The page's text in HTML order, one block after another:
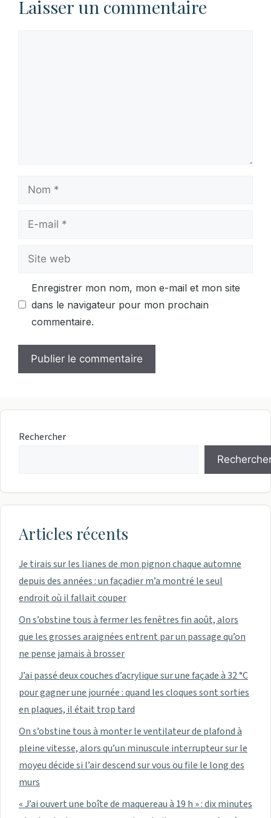
Laisser un commentaire
Nom
Site
Enregistrer mon nom, mon e-mail et mon site
dans le navigateur pour mon prochain
commentaire.
Rechercher
Articles récents
Je tirais sur les lianes de mon pignon chaque automne
depuis des années : un façadier m’a montré le seul
endroit où il fallait couper
On s’obstine tous à fermer les fenêtres fin août, alors
que les grosses araignées entrent par un passage qu’on
ne pense jamais à brosser
J’ai passé deux couches d’acrylique sur une façade à 32 °C
pour gagner une journée : quand les cloques sont sorties
en plaques, il était trop tard
On s’obstine tous à monter le ventilateur de plafond à
pleine vitesse, alors qu’un minuscule interrupteur sur le
moyeu décide si l’air descend sur vous ou file le long des
murs
« J’ai ouvert une boîte de maquereau à 19 h » : dix minutes